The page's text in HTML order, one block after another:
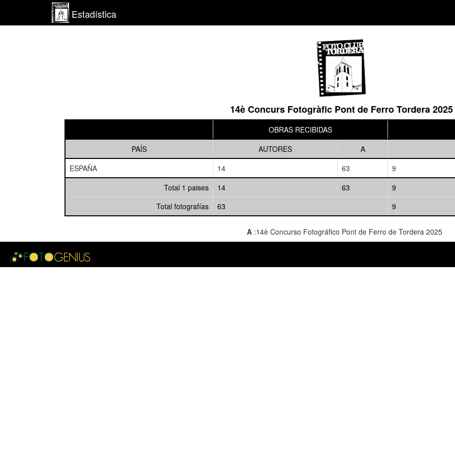
Estadística
14è Concurs Fotogràfic Pont de Ferro Tordera 2025
OBRAS RECIBIDAS
PAÍS
AUTORES
A
ESPAÑA
14 63
9
Total 1 paises
14 63
9
Total fotografías
63 9
A:14è Concurso Fotográfico Pont de Ferro de Tordera 2025